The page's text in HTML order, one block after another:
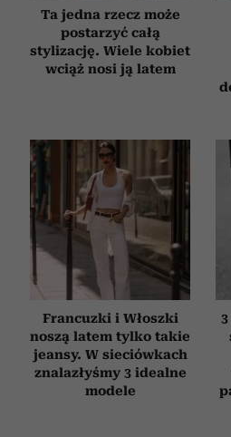
Ta jedna rzecz może
postarzyć całą
stylizację. Wiele kobiet
wciąż nosi ją latem
Francuzki i Włoszki
noszą latem tylko takie
jeansy. W sieciówkach
znalazłyśmy 3 idealne
modele